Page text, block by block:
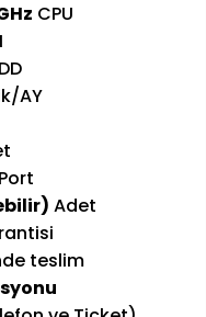
CPU
AY
Port
Adet
teslim